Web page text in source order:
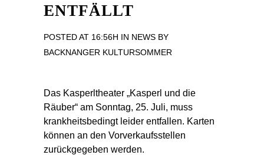
ENTFÄLLT
POSTED AT 16:56H IN NEWS BY
BACKNANGER KULTURSOMMER
Das Kasperltheater „Kasperl und die
Räuber“ am Sonntag, 25. Juli, muss
krankheitsbedingt leider entfallen. Karten
können an den Vorverkaufsstellen
zurückgegeben werden.